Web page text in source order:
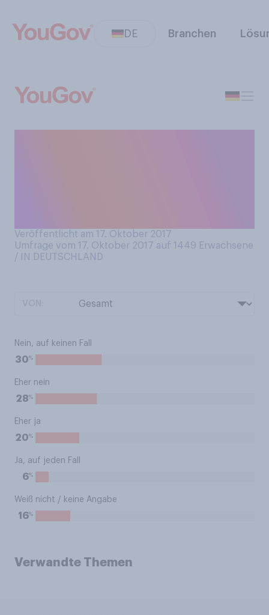
DE Branchen
Veröffentlicht am 17. Oktober 2017
Umfrage vom 17. Oktober 2017 auf 1449 Erwachsene
/ IN DEUTSCHLAND
Nein, auf keinen Fall
30%
Eher nein
28%
Eher ja
20%
Ja, auf jeden Fall
6%
Weiß nicht / keine Angabe
16%
Verwandte Themen